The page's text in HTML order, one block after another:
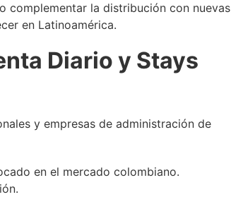
complementar la distribución con nuevas
en Latinoamérica.
Diario y Stays
y empresas de administración de
en el mercado colombiano.